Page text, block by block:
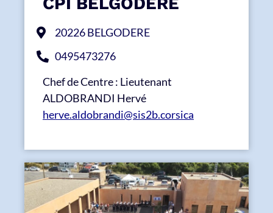
20226 BELGODERE
0495473276
Chef de Centre : Lieutenant
ALDOBRANDI Hervé
herve.aldobrandi@sis2b.corsica